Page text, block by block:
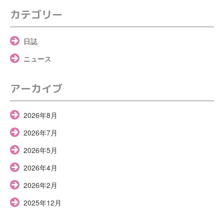
カテゴリー
日誌
ニュース
アーカイブ
2026年8月
2026年7月
2026年5月
2026年4月
2026年2月
2025年12月